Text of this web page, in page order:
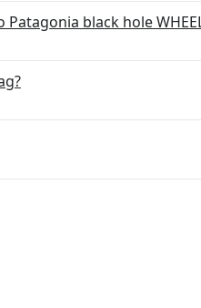
black hole